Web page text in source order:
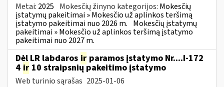
Metai: 2025 Mokesčių žinyno kategorijos: Mokesčių
įstatymų pakeitimai » Mokesčio už aplinkos teršimą
įstatymo pakeitimai nuo 2026 m. Mokesčių įstatymų
pakeitimai » Mokesčio už aplinkos teršimą įstatymo
pakeitimai nuo 2027 m.
Dėl LR labdaros ir paramos įstatymo Nr....I-172
4 ir 10 straipsnių pakeitimo įstatymo
Web turinio sąrašas 2025-01-06